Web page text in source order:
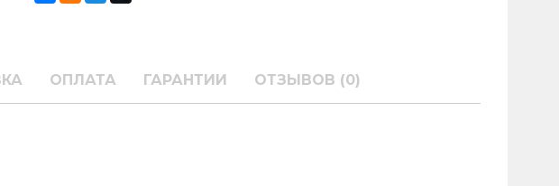
ОПЛАТА ГАРАНТИИ ОТЗЫВОВ (0)